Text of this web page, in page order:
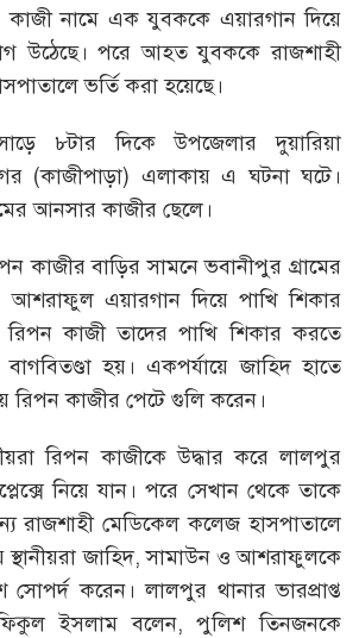
কাজী নামে এক যুবককে এয়ারগান দিয়ে
উঠেছে। পরে আহত যুবককে রাজশাহী
ভর্তি করা হয়েছে।
৮টার দিকে উপজেলার দুয়ারিয়া
(কাজীপাড়া) এলাকায় এ ঘটনা ঘটে।
আনসার কাজীর ছেলে।
কাজীর বাড়ির সামনে ভবানীপুর গ্রামের
আশরাফুল এয়ারগান দিয়ে পাখি শিকার
কাজী তাদের পাখি শিকার করতে
হয়। একপর্যায়ে জাহিদ হাতে
রিপন কাজীর পেটে গুলি করেন।
রিপন কাজীকে উদ্ধার করে লালপুর
নিয়ে যান। পরে সেখান থেকে তাকে
রাজশাহী মেডিকেল কলেজ হাসপাতালে
জাহিদ, সামাউন ও আশরাফুলকে
সোপর্দ করেন। লালপুর থানার ভারপ্রাপ্ত
ইসলাম বলেন, পুলিশ তিনজনকে